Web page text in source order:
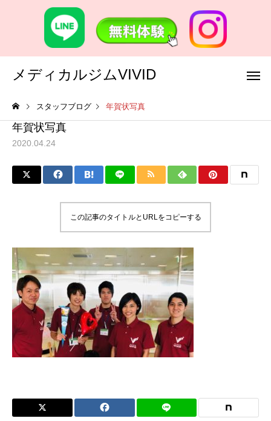
メディカルジムVIVID
スタッフブログ 年賀状写真
年賀状写真
2020.04.24
この記事のタイトルとURLをコピーする